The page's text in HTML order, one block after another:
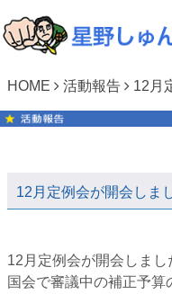
HOME 活動報告 12月
12月定例会が開会しま
12月定例会が開会しまし
国会で審議中の補正予